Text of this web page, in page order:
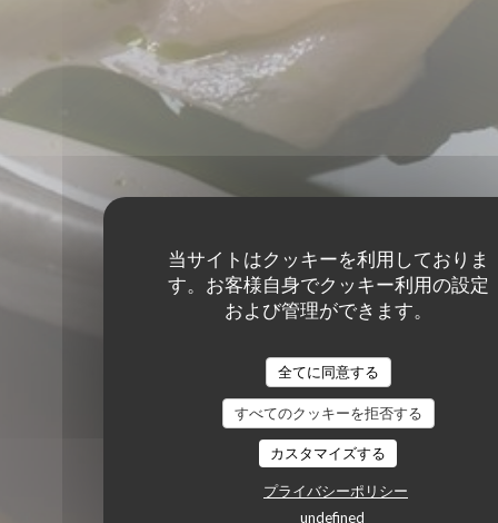
当サイトはクッキーを利用しておりま
す。お客様自身でクッキー利用の設定
および管理ができます。
全てに同意する
すべてのクッキーを拒否する
カスタマイズする
プライバシーポリシー
undefined